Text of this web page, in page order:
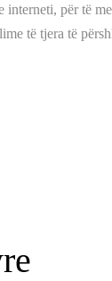
interneti, për të
të tjera të